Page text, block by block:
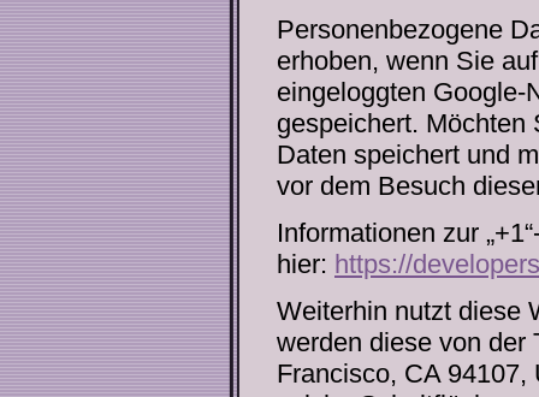
Personenbezogene
erhoben, wenn Sie
eingeloggten Google-
gespeichert. Möchten
Daten speichert und
vor dem Besuch
Informationen zur
hier: https://
Weiterhin nutzt diese
werden diese von der
Francisco, CA